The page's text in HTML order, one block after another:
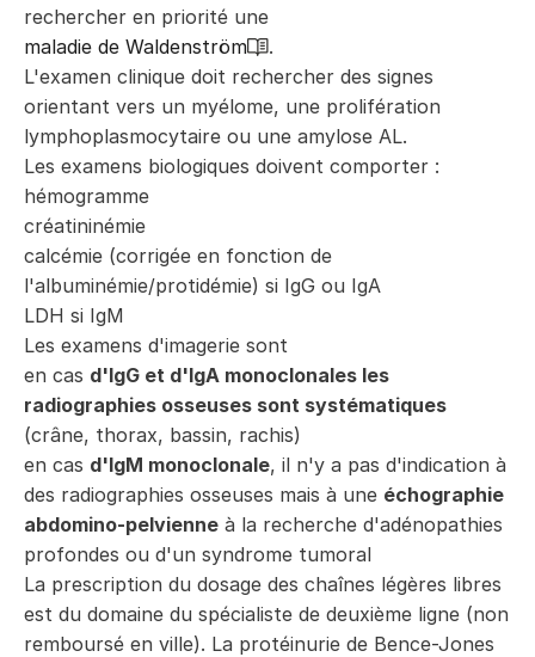
rechercher en priorité une
maladie de Waldenström
.
L'examen clinique doit rechercher des signes
orientant vers un myélome, une prolifération
lymphoplasmocytaire ou une amylose AL.
Les examens biologiques doivent comporter :
hémogramme
créatininémie
calcémie (corrigée en fonction de
l'albuminémie/protidémie) si IgG ou IgA
LDH si IgM
Les examens d'imagerie sont
en cas d'IgG et d'IgA monoclonales les
radiographies osseuses sont systématiques
(crâne, thorax, bassin, rachis)
en cas d'IgM monoclonale, il n'y a pas d'indication à
des radiographies osseuses mais à une échographie
abdomino-pelvienne à la recherche d'adénopathies
profondes ou d'un syndrome tumoral
La prescription du dosage des chaînes légères libres
est du domaine du spécialiste de deuxième ligne (non
remboursé en ville). La protéinurie de Bence-Jones